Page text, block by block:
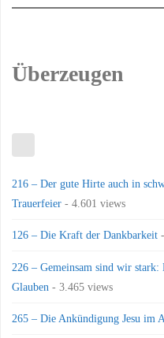
Überzeugen
216 – Der gute Hirte auch in
Trauerfeier - 4.601 views
126 – Die Kraft der Dankbarkeit
226 – Gemeinsam sind wir
Glauben - 3.465 views
265 – Die Ankündigung Jesu im